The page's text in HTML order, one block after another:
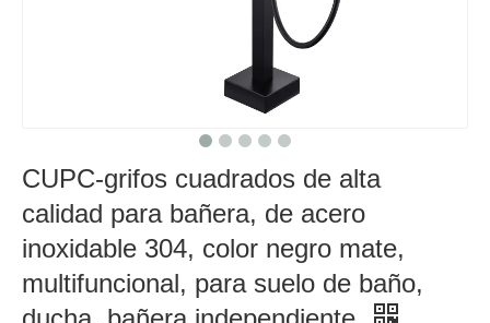
CUPC-grifos cuadrados de alta
calidad para bañera, de acero
inoxidable 304, color negro mate,
multifuncional, para suelo de baño,